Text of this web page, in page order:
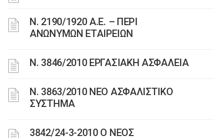
Ν. 2190/1920 Α.Ε. – ΠΕΡΙ
ΑΝΩΝΥΜΩΝ ΕΤΑΙΡΕΙΩΝ
Ν. 3846/2010 ΕΡΓΑΣΙΑΚΗ ΑΣΦΑΛΕΙΑ
N. 3863/2010 ΝΕΟ ΑΣΦΑΛΙΣΤΙΚΟ
ΣΥΣΤΗΜΑ
3842/24-3-2010 Ο ΝΕΟΣ